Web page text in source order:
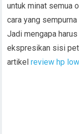
untuk minat semua
cara yang
Jadi mengapa
ekspresikan sisi
artikelreview hp